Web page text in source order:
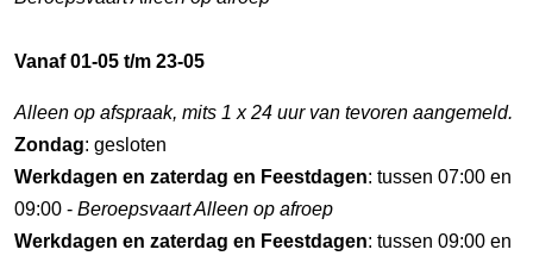
Vanaf 01-05 t/m 23-05
Alleen op afspraak, mits 1 x 24 uur van tevoren aangemeld.
Zondag: gesloten
Werkdagen en zaterdag en Feestdagen: tussen 07:00 en
09:00 - Beroepsvaart Alleen op afroep
Werkdagen en zaterdag en Feestdagen: tussen 09:00 en